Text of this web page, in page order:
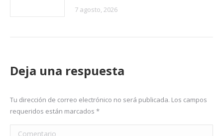
7 agosto, 2026
Deja una respuesta
Tu dirección de correo electrónico no será publicada. Los campos
requeridos están marcados *
Comentario